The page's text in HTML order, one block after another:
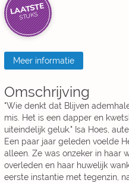
LAATSTE
STUKS
Meer informatie
Omschrijving
"Wie denkt dat Blijven
mis. Het is een dapper en
uiteindelijk geluk." Isa Hoes,
Een paar jaar geleden voelde
alleen. Ze was onzeker in haar
overleden en haar huwelijk
eerste instantie met tegenzin,